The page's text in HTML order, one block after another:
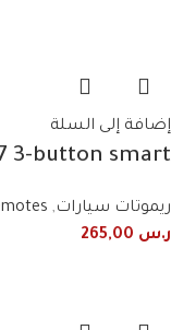
إضافة إلى السلة
3-button smart
ريموتات سيارات,
ر.س